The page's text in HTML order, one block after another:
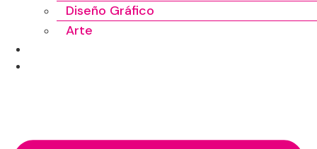
Diseño Gráfico
Arte